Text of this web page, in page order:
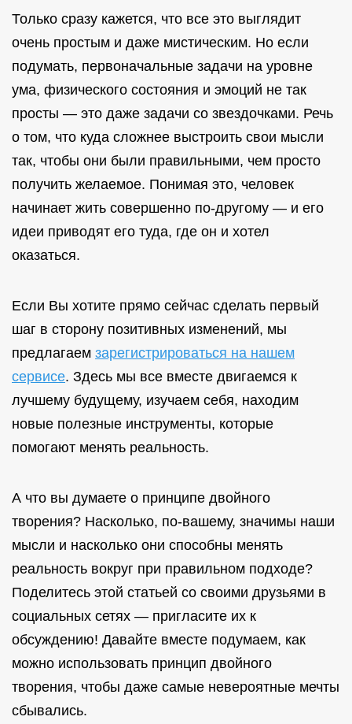
Только сразу кажется, что все это выглядит
очень простым и даже мистическим. Но если
подумать, первоначальные задачи на уровне
ума, физического состояния и эмоций не так
просты — это даже задачи со звездочками. Речь
о том, что куда сложнее выстроить свои мысли
так, чтобы они были правильными, чем просто
получить желаемое. Понимая это, человек
начинает жить совершенно по-другому — и его
идеи приводят его туда, где он и хотел
оказаться.
Если Вы хотите прямо сейчас сделать первый
шаг в сторону позитивных изменений, мы
предлагаем зарегистрироваться на нашем
сервисе. Здесь мы все вместе двигаемся к
лучшему будущему, изучаем себя, находим
новые полезные инструменты, которые
помогают менять реальность.
А что вы думаете о принципе двойного
творения? Насколько, по-вашему, значимы наши
мысли и насколько они способны менять
реальность вокруг при правильном подходе?
Поделитесь этой статьей со своими друзьями в
социальных сетях — пригласите их к
обсуждению! Давайте вместе подумаем, как
можно использовать принцип двойного
творения, чтобы даже самые невероятные мечты
сбывались.